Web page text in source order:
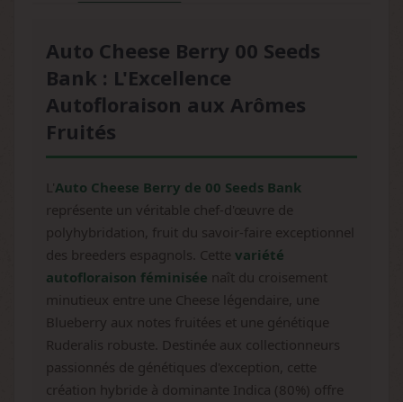
Auto Cheese Berry 00 Seeds
Bank : L'Excellence
Autofloraison aux Arômes
Fruités
L'Auto Cheese Berry de 00 Seeds Bank
représente un véritable chef-d'œuvre de
polyhybridation, fruit du savoir-faire exceptionnel
des breeders espagnols. Cette variété
autofloraison féminisée naît du croisement
minutieux entre une Cheese légendaire, une
Blueberry aux notes fruitées et une génétique
Ruderalis robuste. Destinée aux collectionneurs
passionnés de génétiques d'exception, cette
création hybride à dominante Indica (80%) offre